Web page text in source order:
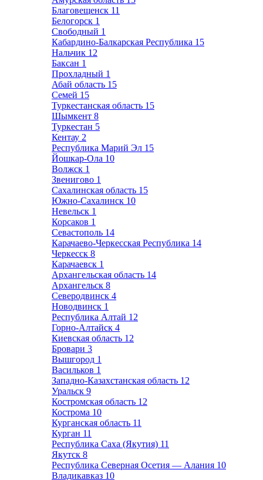
Благовещенск 11
Белогорск 1
Свободный 1
Кабардино-Балкарская Республика 15
Нальчик 12
Баксан 1
Прохладный 1
Абай область 15
Семей 15
Туркестанская область 15
Шымкент 8
Туркестан 5
Кентау 2
Республика Марий Эл 15
Йошкар-Ола 10
Волжск 1
Звенигово 1
Сахалинская область 15
Южно-Сахалинск 10
Невельск 1
Корсаков 1
Севастополь 14
Карачаево-Черкесская Республика 14
Черкесск 8
Карачаевск 1
Архангельская область 14
Архангельск 8
Северодвинск 4
Новодвинск 1
Республика Алтай 12
Горно-Алтайск 4
Киевская область 12
Бровари 3
Вышгород 1
Васильков 1
Западно-Казахстанская область 12
Уральск 9
Костромская область 12
Кострома 10
Курганская область 11
Курган 11
Республика Саха (Якутия) 11
Якутск 8
Республика Северная Осетия — Алания 10
Владикавказ 10